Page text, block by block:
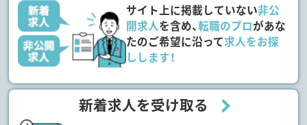
サイト上に掲載していない非公
開求人を含め、転職のプロがあな
たのご希望に沿って求人をお探
しします！
新着求人を受け取る